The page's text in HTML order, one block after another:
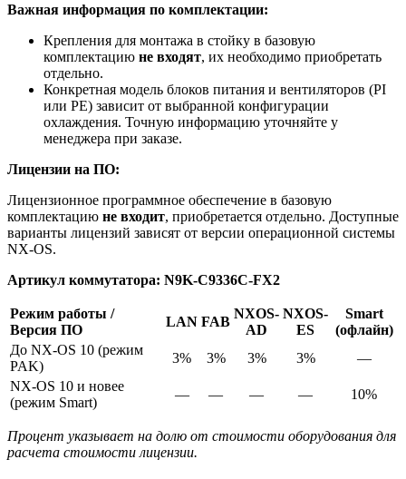
Важная информация по комплектации:
Крепления для монтажа в стойку в базовую
комплектацию не входят, их необходимо приобретать
отдельно.
Конкретная модель блоков питания и вентиляторов (PI
или PE) зависит от выбранной конфигурации
охлаждения. Точную информацию уточняйте у
менеджера при заказе.
Лицензии на ПО:
Лицензионное программное обеспечение в базовую
комплектацию не входит, приобретается отдельно. Доступные
варианты лицензий зависят от версии операционной системы
NX-OS.
Артикул коммутатора: N9K-C9336C-FX2
Режим работы /
Версия ПО
LAN FAB
NXOS-
AD
NXOS-
ES
Smart
(офлайн)
До NX-OS 10 (режим
PAK)
3% 3% 3% 3%
—
NX-OS 10 и новее
(режим Smart)
— — — — 10%
Процент указывает на долю от стоимости оборудования для
расчета стоимости лицензии.